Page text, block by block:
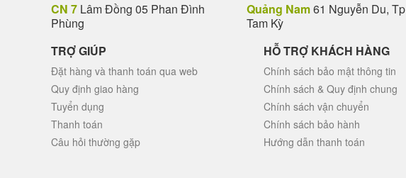
CN 7 Lâm Đồng 05 Phan Đình
Phùng
Quảng Nam61 Nguyễn Du, Tp
Tam Kỳ
TRỢ GIÚP
Đặt hàng và thanh toán qua web
Quy định giao hàng
Tuyển dụng
Thanh toán
Câu hỏi thường gặp
HỖ TRỢ KHÁCH HÀNG
Chính sách bảo mật thông tin
Chính sách & Quy định chung
Chính sách vận chuyển
Chính sách bảo hành
Hướng dẫn thanh toán